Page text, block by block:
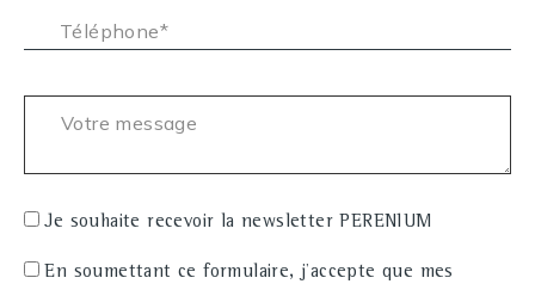
Votre message :
Je souhaite recevoir la newsletter PERENIUM
En soumettant ce formulaire, j'accepte que mes